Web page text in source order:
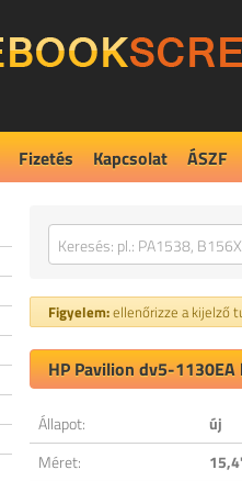
Fizetés Kapcsolat ÁSZF
Figyelem:ellenőrizze a kijelző
HP Pavilion dv5-
Állapot:
új
Méret: